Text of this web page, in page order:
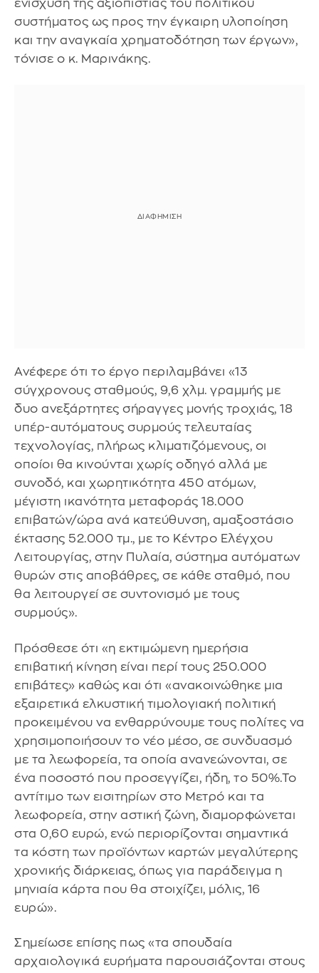
ενίσχυση της αξιοπιστίας του πολιτικού
συστήματος ως προς την έγκαιρη υλοποίηση
και την αναγκαία χρηματοδότηση των έργων»,
τόνισε ο κ. Μαρινάκης.
Ανέφερε ότι το έργο περιλαμβάνει «13
σύγχρονους σταθμούς, 9,6 χλμ. γραμμής με
δυο ανεξάρτητες σήραγγες μονής τροχιάς, 18
υπέρ-αυτόματους συρμούς τελευταίας
τεχνολογίας, πλήρως κλιματιζόμενους, οι
οποίοι θα κινούνται χωρίς οδηγό αλλά με
συνοδό, και χωρητικότητα 450 ατόμων,
μέγιστη ικανότητα μεταφοράς 18.000
επιβατών/ώρα ανά κατεύθυνση, αμαξοστάσιο
έκτασης 52.000 τμ., με το Κέντρο Ελέγχου
Λειτουργίας, στην Πυλαία, σύστημα αυτόματων
θυρών στις αποβάθρες, σε κάθε σταθμό, που
θα λειτουργεί σε συντονισμό με τους
συρμούς».
Πρόσθεσε ότι «η εκτιμώμενη ημερήσια
επιβατική κίνηση είναι περί τους 250.000
επιβάτες» καθώς και ότι «ανακοινώθηκε μια
εξαιρετικά ελκυστική τιμολογιακή πολιτική
προκειμένου να ενθαρρύνουμε τους πολίτες να
χρησιμοποιήσουν το νέο μέσο, σε συνδυασμό
με τα λεωφορεία, τα οποία ανανεώνονται, σε
ένα ποσοστό που προσεγγίζει, ήδη, το 50%.Το
αντίτιμο των εισιτηρίων στο Μετρό και τα
λεωφορεία, στην αστική ζώνη, διαμορφώνεται
στα 0,60 ευρώ, ενώ περιορίζονται σημαντικά
τα κόστη των προϊόντων καρτών μεγαλύτερης
χρονικής διάρκειας, όπως για παράδειγμα η
μηνιαία κάρτα που θα στοιχίζει, μόλις, 16
ευρώ».
Σημείωσε επίσης πως «τα σπουδαία
αρχαιολογικά ευρήματα παρουσιάζονται στους